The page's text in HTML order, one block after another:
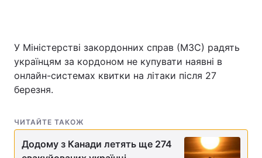
У Міністерстві закордонних справ (МЗС) радять
українцям за кордоном не купувати наявні в
онлайн-системах квитки на літаки після 27
березня.
ЧИТАЙТЕ ТАКОЖ
Додому з Канади летять ще 274